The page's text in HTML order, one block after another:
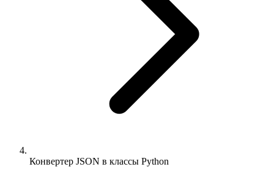
Конвертер JSON в классы Python